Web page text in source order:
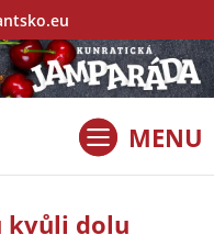
kvůli dolu